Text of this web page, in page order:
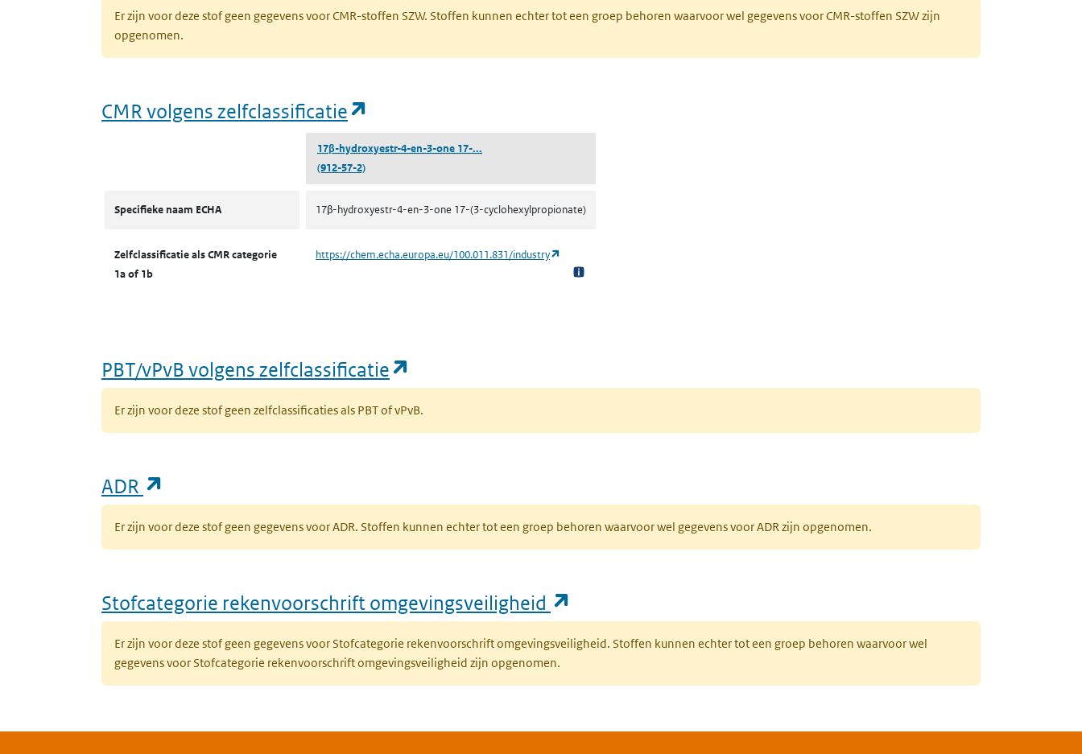
Er zijn voor deze stof geen gegevens voor CMR-stoffen SZW. Stoffen kunnen echter tot een groep behoren waarvoor wel gegevens voor CMR-stoffen SZW zijn
opgenomen.
CMR volgens zelfclassificatie
17β-hydroxyestr-4-en-3-one 17-...
(912-57-2)
Specifieke naam ECHA 17β-hydroxyestr-4-en-3-one 17-(3-cyclohexylpropionate)
Zelfclassificatie als CMR categorie
1a of 1b
https://chem.echa.europa.eu/100.011.831/industry
PBT/vPvB volgens zelfclassificatie
Er zijn voor deze stof geen zelfclassificaties als PBT of vPvB.
ADR
Er zijn voor deze stof geen gegevens voor ADR. Stoffen kunnen echter tot een groep behoren waarvoor wel gegevens voor ADR zijn opgenomen.
Stofcategorie rekenvoorschrift omgevingsveiligheid
Er zijn voor deze stof geen gegevens voor Stofcategorie rekenvoorschrift omgevingsveiligheid. Stoffen kunnen echter tot een groep behoren waarvoor wel
gegevens voor Stofcategorie rekenvoorschrift omgevingsveiligheid zijn opgenomen.